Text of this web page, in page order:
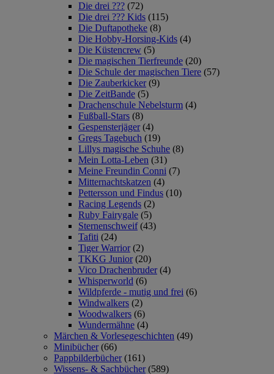
Die drei ??? (72)
Die drei ??? Kids (115)
Die Duftapotheke (8)
Die Hobby-Horsing-Kids (4)
Die Küstencrew (5)
Die magischen Tierfreunde (20)
Die Schule der magischen Tiere (57)
Die Zauberkicker (9)
Die ZeitBande (5)
Drachenschule Nebelsturm (4)
Fußball-Stars (8)
Gespensterjäger (4)
Gregs Tagebuch (19)
Lillys magische Schuhe (8)
Mein Lotta-Leben (31)
Meine Freundin Conni (7)
Mitternachtskatzen (4)
Pettersson und Findus (10)
Racing Legends (2)
Ruby Fairygale (5)
Sternenschweif (43)
Tafiti (24)
Tiger Warrior (2)
TKKG Junior (20)
Vico Drachenbruder (4)
Whisperworld (6)
Wildpferde - mutig und frei (6)
Windwalkers (2)
Woodwalkers (6)
Wundermähne (4)
Märchen & Vorlesegeschichten (49)
Minibücher (66)
Pappbilderbücher (161)
Wissens- & Sachbücher (589)